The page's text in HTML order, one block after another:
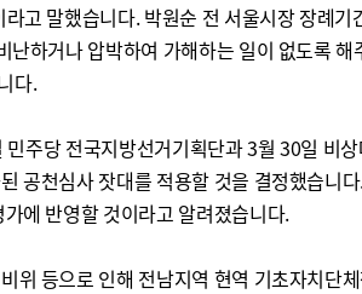
고 말했습니다. 박원순 전 서울시장 장례기
난하거나 압박하여 가해하는 일이 없도록
다.
주당 전국지방선거기획단과 3월 30일 비
공천심사 잣대를 적용할 것을 결정했습니
에 반영할 것이라고 알려졌습니다.
위 등으로 인해 전남지역 현역 기초자치단